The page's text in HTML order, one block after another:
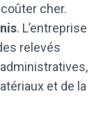
cher.
. L’entreprise
relevés
et de la